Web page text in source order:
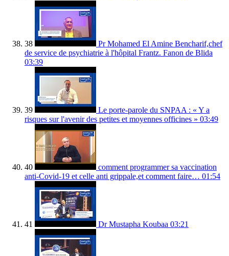
38
Pr Mohamed El Amine Bencharif,chef
de service de psychiatrie à l'hôpital Frantz. Fanon de Blida
03:39
39
Le porte-parole du SNPAA : « Y a
risques sur l'avenir des petites et moyennes officines » 03:49
40
comment programmer sa vaccination
anti-Covid-19 et celle anti grippale,et comment faire… 01:54
41 Dr Mustapha Koubaa 03:21